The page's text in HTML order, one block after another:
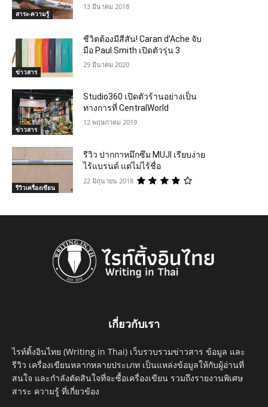
สาระ-ความรู้
13 มีนาคม 2018
ข่าวสาร
ชีวิตต้องมีสีสัน! Caran d’Ache จับ
มือ Paul Smith เปิดตัวรุ่น 3
29 มีนาคม 2020
ข่าวสาร
Studio360 เปิดตัวร้านอย่างเป็น
ทางการที่ CentralWorld
12 พฤษภาคม 2019
รีวิวเครื่องเขียน
รีวิว ปากกาหมึกซึม MUJI เรียบง่าย
ไร้แบรนด์ แต่ไม่ไร้ชื่อ
22 มิถุนายน 2018
เกี่ยวกับเรา
ไรท์ติ้งอินไทย (Writing in Thai) เว็บรวบรวมข่าวสาร ข้อมูล และ
รีวิว เครื่องเขียนหลากหลายประเภท เป็นแหล่งข้อมูลให้กับผู้อ่านที่
สนใจ และกำลังตัดสินใจที่จะซื้อเครื่องเขียน รวมถึงรายงานพิเศษ
สาระ ความรู้ ที่เกี่ยวข้อง